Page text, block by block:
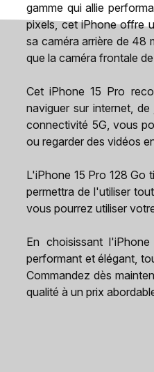
gamme qui allie
pixels, cet iPhone offre
sa caméra arrière de 48
que la caméra frontale
Cet iPhone 15 Pro
naviguer sur internet,
connectivité 5G, vous
ou regarder des vidéos
L'iPhone 15 Pro 128 Go
permettra de l'utiliser
vous pourrez utiliser
En choisissant
performant et élégant,
Commandez dès
qualité à un prix